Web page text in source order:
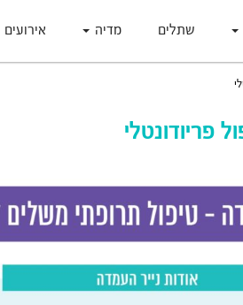
שתלים מדיה אירועים
פריודונטלי